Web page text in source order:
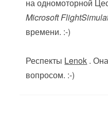
на одномоторной
Microsoft
времени. :-)
Респекты Lenok .
вопросом. :-)